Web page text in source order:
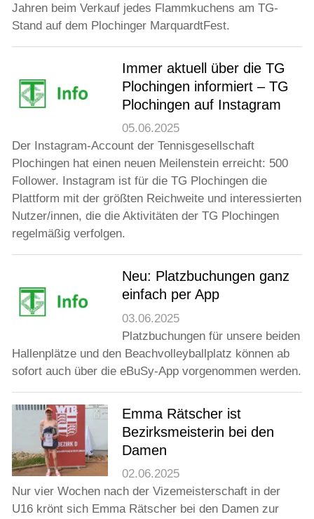
Mannschaften
Jugend
Gaststätte
Jahren beim Verkauf jedes Flammkuchens am TG-
Stand auf dem Plochinger MarquardtFest.
Immer aktuell über die TG
Plochingen informiert – TG
Plochingen auf Instagram
05.06.2025
Der Instagram-Account der Tennisgesellschaft
Plochingen hat einen neuen Meilenstein erreicht: 500
Follower. Instagram ist für die TG Plochingen die
Plattform mit der größten Reichweite und interessierten
Nutzer/innen, die die Aktivitäten der TG Plochingen
regelmäßig verfolgen.
Neu: Platzbuchungen ganz
einfach per App
03.06.2025
Platzbuchungen für unsere beiden
Hallenplätze und den Beachvolleyballplatz können ab
sofort auch über die eBuSy-App vorgenommen werden.
Emma Rätscher ist
Bezirksmeisterin bei den
Damen
02.06.2025
Nur vier Wochen nach der Vizemeisterschaft in der
U16 krönt sich Emma Rätscher bei den Damen zur